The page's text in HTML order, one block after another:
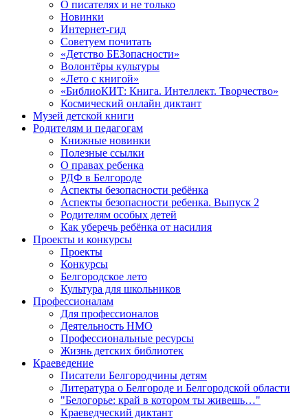
О писателях и не только
Новинки
Интернет-гид
Советуем почитать
«Детство БЕЗопасности»
Волонтёры культуры
«Лето с книгой»
«БиблиоКИТ: Книга. Интеллект. Творчество»
Космический онлайн диктант
Музей детской книги
Родителям и педагогам
Книжные новинки
Полезные ссылки
О правах ребенка
РДФ в Белгороде
Аспекты безопасности ребёнка
Аспекты безопасности ребенка. Выпуск 2
Родителям особых детей
Как уберечь ребёнка от насилия
Проекты и конкурсы
Проекты
Конкурсы
Белгородское лето
Культура для школьников
Профессионалам
Для профессионалов
Деятельность НМО
Профессиональные ресурсы
Жизнь детских библиотек
Краеведение
Писатели Белгородчины детям
Литература о Белгороде и Белгородской области
"Белогорье: край в котором ты живешь…"
Краеведческий диктант